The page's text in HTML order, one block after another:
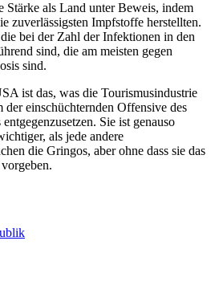
Stärke als Land unter Beweis, indem
zuverlässigsten Impfstoffe herstellten.
bei der Zahl der Infektionen in den
sind, die am meisten gegen
sind.
ist das, was die Tourismusindustrie
der einschüchternden Offensive des
Sie ist genauso
als jede andere
die Gringos, aber ohne dass sie das